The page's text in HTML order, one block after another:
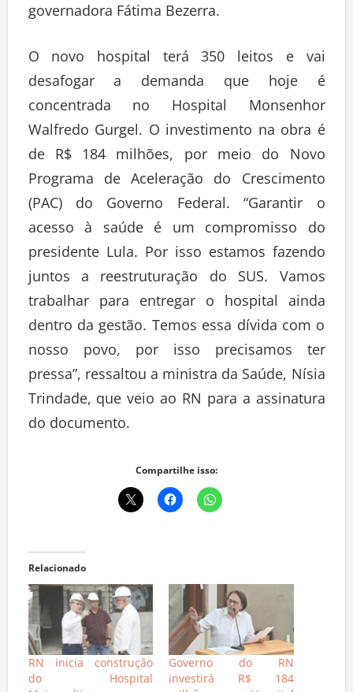
governadora Fátima Bezerra.
O novo hospital terá 350 leitos e vai
desafogar a demanda que hoje é
concentrada no Hospital Monsenhor
Walfredo Gurgel. O investimento na obra é
de R$ 184 milhões, por meio do Novo
Programa de Aceleração do Crescimento
(PAC) do Governo Federal. “Garantir o
acesso à saúde é um compromisso do
presidente Lula. Por isso estamos fazendo
juntos a reestruturação do SUS. Vamos
trabalhar para entregar o hospital ainda
dentro da gestão. Temos essa dívida com o
nosso povo, por isso precisamos ter
pressa”, ressaltou a ministra da Saúde, Nísia
Trindade, que veio ao RN para a assinatura
do documento.
Compartilhe isso:
Relacionado
RN inicia construção
do Hospital
Governo do RN
investirá R$ 184